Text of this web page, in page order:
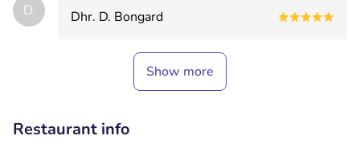
D. Dhr. D. Bongard
Show more
Restaurant info